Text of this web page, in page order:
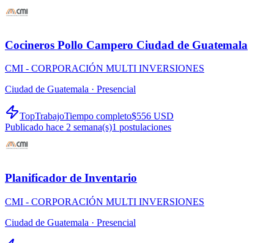
Cocineros Pollo Campero Ciudad de Guatemala
CMI - CORPORACIÓN MULTI INVERSIONES
Ciudad de Guatemala · Presencial
TopTrabajoTiempo completo$556 USD
Publicado hace 2 semana(s)1 postulaciones
Planificador de Inventario
CMI - CORPORACIÓN MULTI INVERSIONES
Ciudad de Guatemala · Presencial